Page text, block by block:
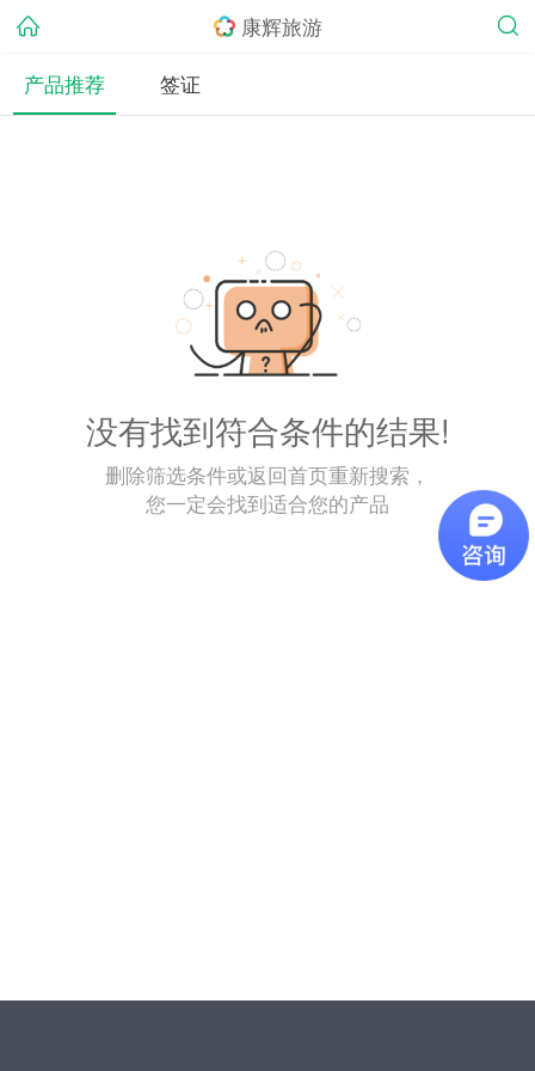
康辉旅游
产品推荐
签证
没有找到符合条件的结果!
删除筛选条件或返回首页重新搜索，
您一定会找到适合您的产品